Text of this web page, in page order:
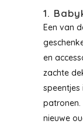
1.
Een van
en
zachte
speentjes
patronen.
nieuwe